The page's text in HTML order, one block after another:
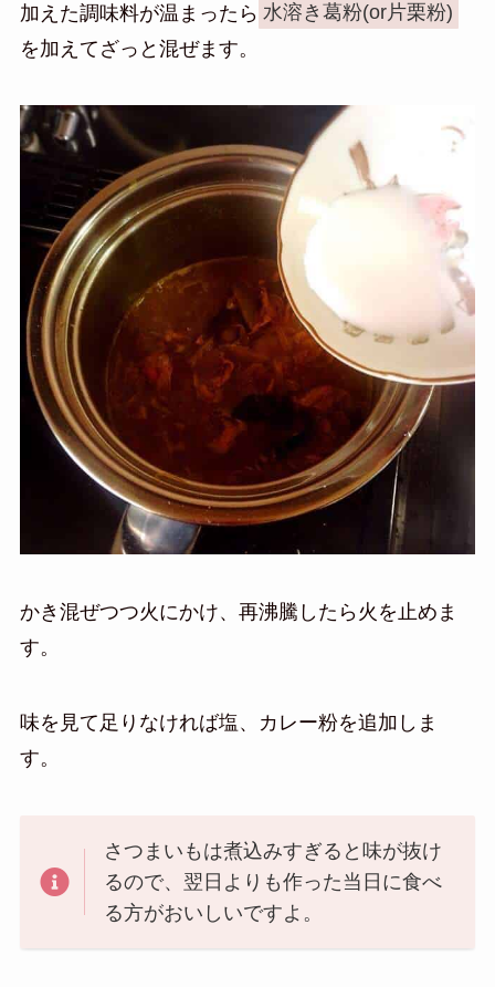
加えた調味料が温まったら 水溶き葛粉(or片栗粉)
を加えてざっと混ぜます。
かき混ぜつつ火にかけ、再沸騰したら火を止めま
す。
味を見て足りなければ塩、カレー粉を追加しま
す。
さつまいもは煮込みすぎると味が抜け
るので、翌日よりも作った当日に食べ
る方がおいしいですよ。